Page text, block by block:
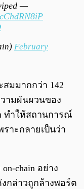
—
February
สมมากกว่า 142
ามผันผวนของ
ทำให้สถานการณ์
าะกลายเป็นว่า
chain อย่าง
กล่าวถูกล้างพอร์ต